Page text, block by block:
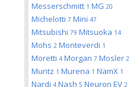
Messerschmitt 1 MG 20
Michelotti 7 Mini 47
Mitsubishi 79 Mitsuoka 14
Mohs 2 Monteverdi 1
Moretti 4 Morgan 7 Mosler 2
Muntz 1 Murena 1 NamX 1
Nardi 4 Nash 5 Neuron EV 2